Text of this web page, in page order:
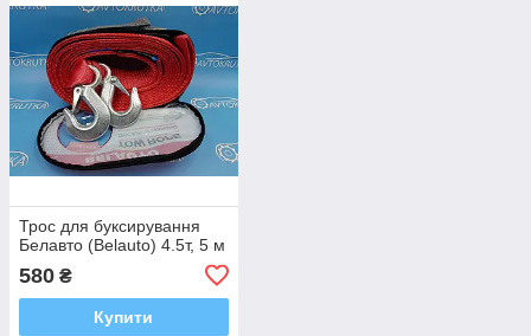
Трос для буксирування
Белавто (Belauto) 4.5т, 5 м
580 ₴
Купити